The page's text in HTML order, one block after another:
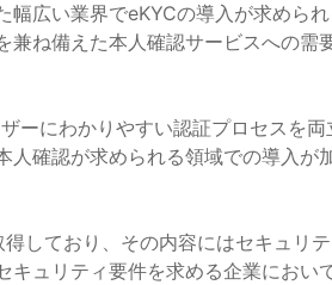
広い業界でeKYCの導入が求められ
兼ね備えた本人確認サービスへの需
ーにわかりやすい認証プロセスを両
人確認が求められる領域での導入が
しており、その内容にはセキュリテ
キュリティ要件を求める企業におい